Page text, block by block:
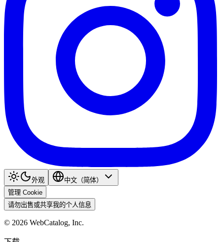
外观
中文（简体）
管理 Cookie
请勿出售或共享我的个人信息
© 2026 WebCatalog, Inc.